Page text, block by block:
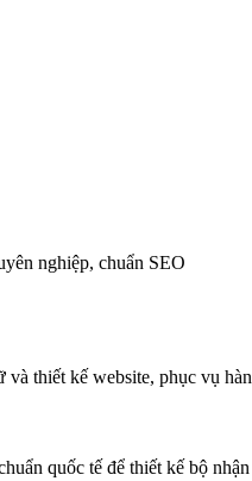
nghiệp, chuẩn SEO
thiết kế website, phục vụ
quốc tế để thiết kế bộ